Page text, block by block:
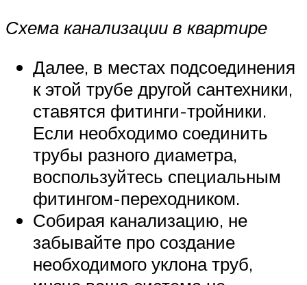
Схема канализации в квартире
Далее, в местах подсоединения
к этой трубе другой сантехники,
ставятся фитинги-тройники.
Если необходимо соединить
трубы разного диаметра,
воспользуйтесь специальным
фитингом-переходником.
Собирая канализацию, не
забывайте про создание
необходимого уклона труб,